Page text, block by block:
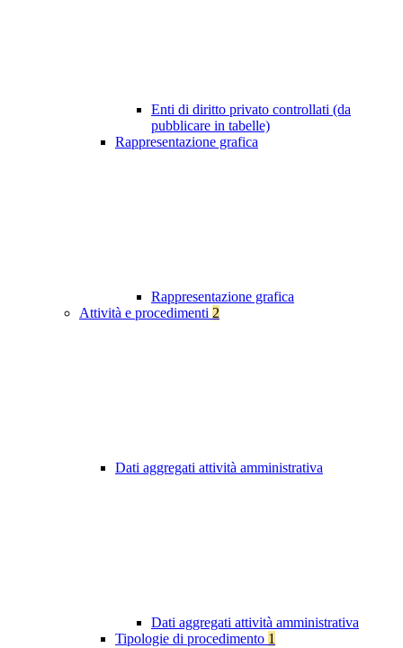
Enti di diritto privato controllati (da
pubblicare in tabelle)
Rappresentazione grafica
Rappresentazione grafica
Attività e procedimenti 2
Dati aggregati attività amministrativa
Dati aggregati attività amministrativa
Tipologie di procedimento 1